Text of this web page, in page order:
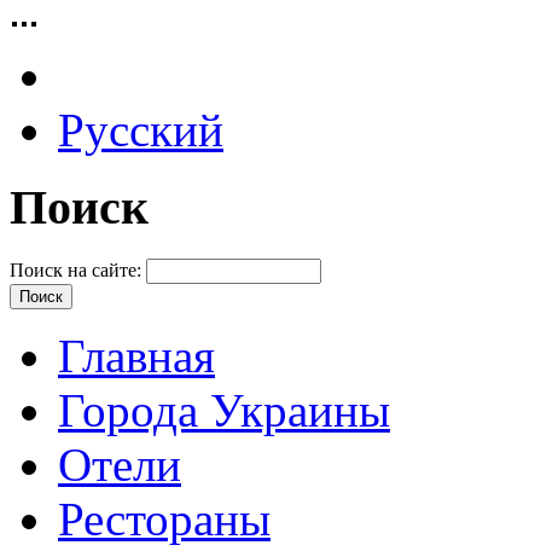
Русский
Поиск
Поиск на сайте:
Главная
Города Украины
Отели
Рестораны